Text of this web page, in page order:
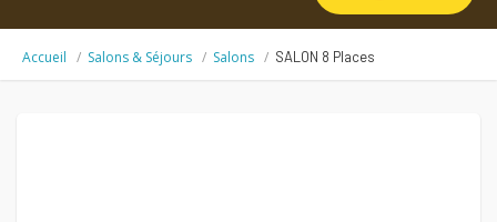
Accueil Salons & Séjours Salons SALON 8 Places